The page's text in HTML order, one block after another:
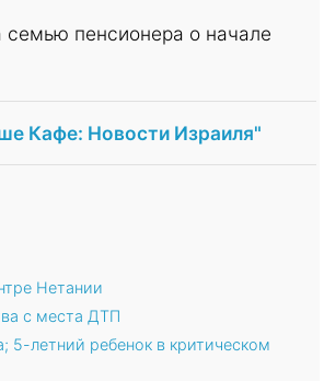
пенсионера о начале
Кафе: Новости Израиля"
Нетании
с места ДТП
5-летний ребенок в критическом